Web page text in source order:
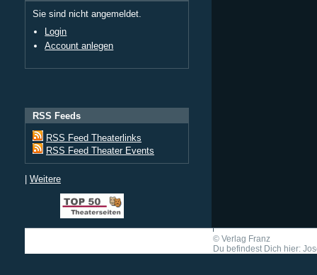
Sie sind nicht angemeldet.
Login
Account anlegen
RSS Feeds
RSS Feed Theaterlinks
RSS Feed Theater Events
| Weitere
© Verlag Franz
Du befindest Dich hier: